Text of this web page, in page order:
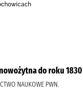
do roku 1830
NAUKOWE PWN.